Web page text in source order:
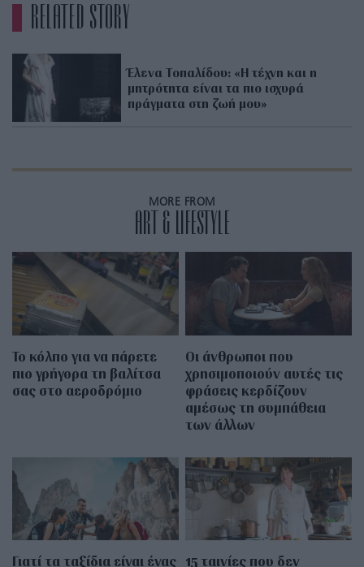
RELATED STORY
Έλενα Τοπαλίδου: «Η τέχνη και η
μητρότητα είναι τα πιο ισχυρά
πράγματα στη ζωή μου»
MORE FROM
ART & LIFESTYLE
Το κόλπο για να πάρετε
πιο γρήγορα τη βαλίτσα
σας στο αεροδρόμιο
Οι άνθρωποι που
χρησιμοποιούν αυτές τις
φράσεις κερδίζουν
αμέσως τη συμπάθεια
των άλλων
Γιατί τα ταξίδια είναι ένας 15 ταινίες που δεν